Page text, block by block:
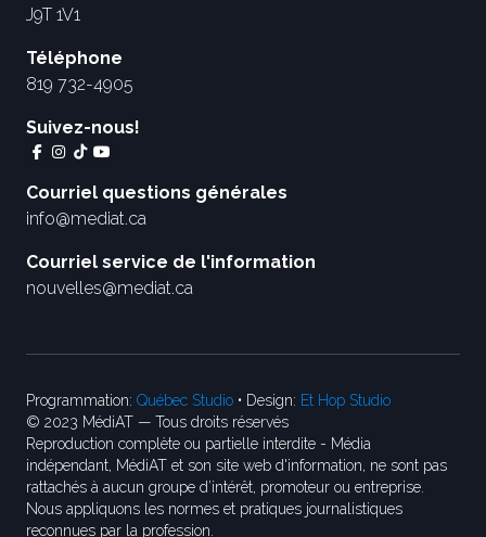
J9T 1V1
Téléphone
819 732-4905
Suivez-nous!
Courriel questions générales
info@mediat.ca
Courriel service de l'information
nouvelles@mediat.ca
Programmation: Québec Studio • Design: Et Hop Studio
© 2023 MédiAT — Tous droits réservés
Reproduction complète ou partielle interdite - Média
indépendant, MédiAT et son site web d'information, ne sont pas
rattachés à aucun groupe d’intérêt, promoteur ou entreprise.
Nous appliquons les normes et pratiques journalistiques
reconnues par la profession.